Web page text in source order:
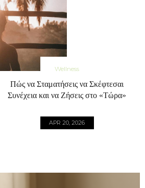
Wellness
Πώς να Σταματήσεις να Σκέφτεσαι
Συνέχεια και να Ζήσεις στο «Τώρα»
APR 20, 2026